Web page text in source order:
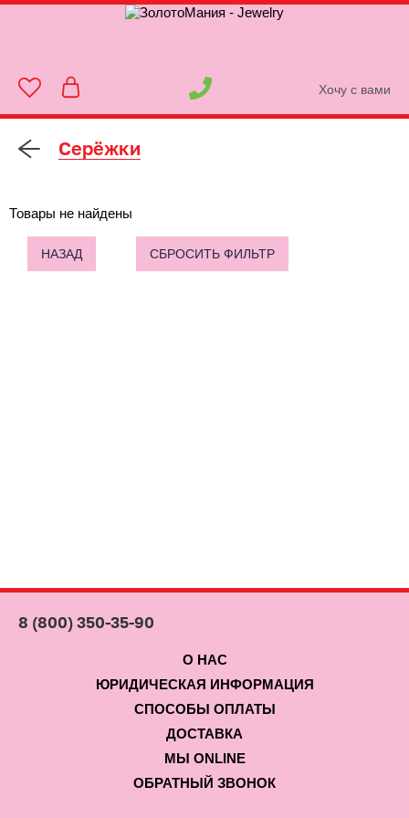
Хочу с вами
Серёжки
Товары не найдены
НАЗАД СБРОСИТЬ ФИЛЬТР
8 (800) 350-35-90
О НАС
ЮРИДИЧЕСКАЯ ИНФОРМАЦИЯ
СПОСОБЫ ОПЛАТЫ
ДОСТАВКА
МЫ ONLINE
ОБРАТНЫЙ ЗВОНОК